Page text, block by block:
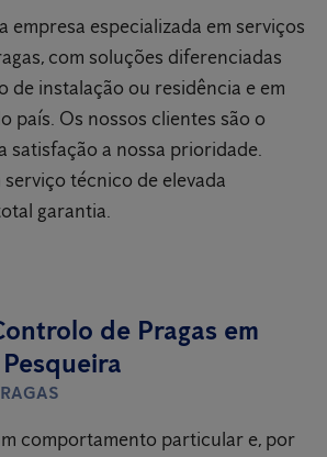
empresa especializada em serviços
com soluções diferenciadas
de instalação ou residência e em
país. Os nossos clientes são o
satisfação a nossa prioridade.
técnico de elevada
garantia.
de Pragas em
comportamento particular e, por